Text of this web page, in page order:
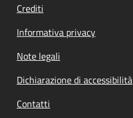
Crediti
Informativa privacy
Note legali
Dichiarazione di accessibilità
Contatti